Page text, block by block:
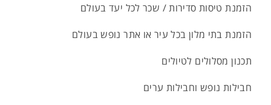
הזמנת טיסות סדירות / שכר לכל יעד בעולם
הזמנת בתי מלון בכל עיר או אתר נופש בעולם
תכנון מסלולים לטיולים
חבילות נופש וחבילות ערים